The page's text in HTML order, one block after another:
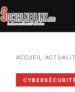
ACCUEIL/